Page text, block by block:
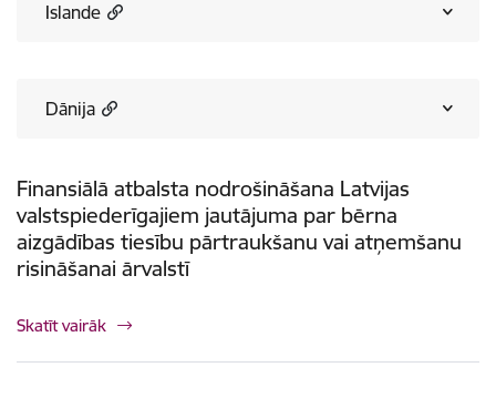
Islande
Dānija
Finansiālā atbalsta nodrošināšana Latvijas
valstspiederīgajiem jautājuma par bērna
aizgādības tiesību pārtraukšanu vai atņemšanu
risināšanai ārvalstī
Skatīt vairāk